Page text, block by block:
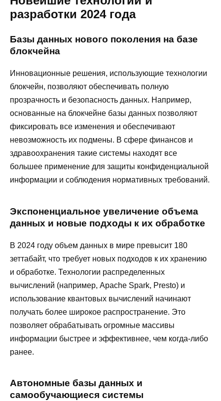
разработки 2024 года
Базы данных нового поколения на базе
блокчейна
Инновационные решения, использующие технологии
блокчейн, позволяют обеспечивать полную
прозрачность и безопасность данных. Например,
основанные на блокчейне базы данных позволяют
фиксировать все изменения и обеспечивают
невозможность их подмены. В сфере финансов и
здравоохранения такие системы находят все
большее применение для защиты конфиденциальной
информации и соблюдения нормативных требований.
Экспоненциальное увеличение объема
данных и новые подходы к их обработке
В 2024 году объем данных в мире превысит 180
зеттабайт, что требует новых подходов к их хранению
и обработке. Технологии распределенных
вычислений (например, Apache Spark, Presto) и
использование квантовых вычислений начинают
получать более широкое распространение. Это
позволяет обрабатывать огромные массивы
информации быстрее и эффективнее, чем когда-либо
ранее.
Автономные базы данных и
самообучающиеся системы